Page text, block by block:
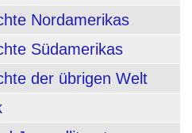
Nordamerikas
Südamerikas
der übrigen Welt